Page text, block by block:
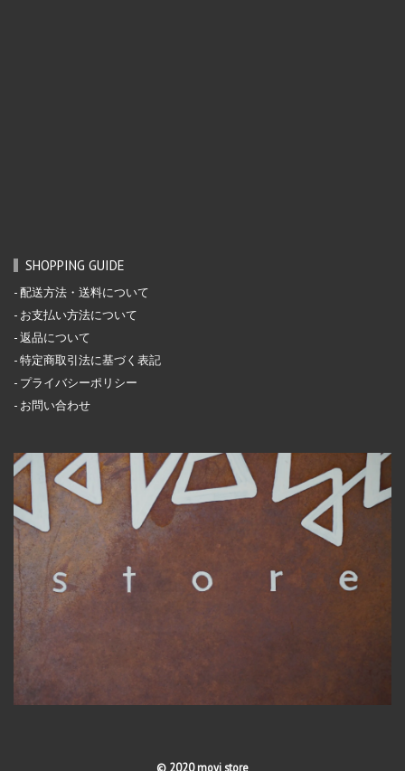
SHOPPING GUIDE
配送方法・送料について
お支払い方法について
返品について
特定商取引法に基づく表記
プライバシーポリシー
お問い合わせ
© 2020 moyi store